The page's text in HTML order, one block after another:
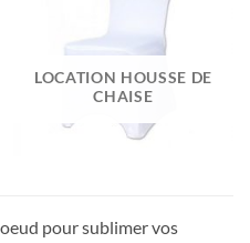
LOCATION HOUSSE DE
CHAISE
pour sublimer vos